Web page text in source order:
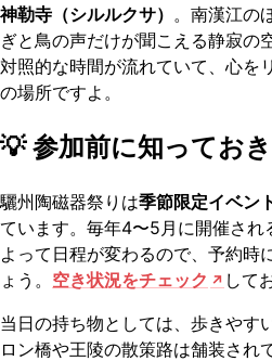
神勒寺（シルルクサ） 。南漢江の
ぎと鳥の声だけが聞こえる静寂の
対照的な時間が流れていて、心を
の場所ですよ。
💡 参加前に知ってお
驪州陶磁器祭りは季節限定イベン
ています。毎年4〜5月に開催され
よって日程が変わるので、予約時
ょう。 空き状況をチェック
して
当日の持ち物としては、歩きやす
ロン橋や王陵の散策路は舗装され